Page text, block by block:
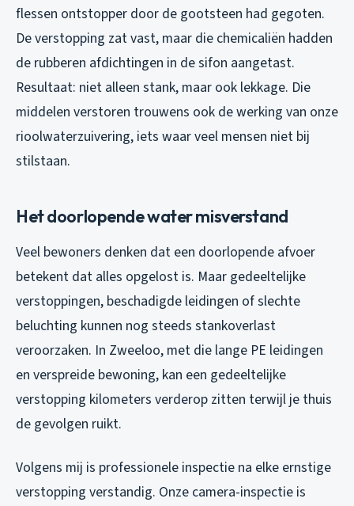
flessen ontstopper door de gootsteen had gegoten.
De verstopping zat vast, maar die chemicaliën hadden
de rubberen afdichtingen in de sifon aangetast.
Resultaat: niet alleen stank, maar ook lekkage. Die
middelen verstoren trouwens ook de werking van onze
rioolwaterzuivering, iets waar veel mensen niet bij
stilstaan.
Het doorlopende water misverstand
Veel bewoners denken dat een doorlopende afvoer
betekent dat alles opgelost is. Maar gedeeltelijke
verstoppingen, beschadigde leidingen of slechte
beluchting kunnen nog steeds stankoverlast
veroorzaken. In Zweeloo, met die lange PE leidingen
en verspreide bewoning, kan een gedeeltelijke
verstopping kilometers verderop zitten terwijl je thuis
de gevolgen ruikt.
Volgens mij is professionele inspectie na elke ernstige
verstopping verstandig. Onze camera-inspectie is